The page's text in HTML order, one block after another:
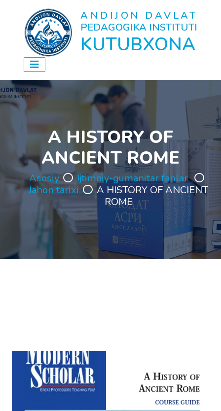
ANDIJON DAVLAT
PEDAGOGIKA INSTITUTI
KUTUBXONA
A HISTORY OF
ANCIENT ROME
Asosiy
Ijtimoiy-gumanitar fanlar
Jahon tarixi
A HISTORY OF ANCIENT
ROME